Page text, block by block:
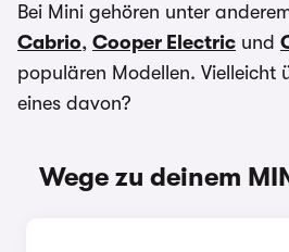
Bei Mini gehören unter
Cabrio, Cooper Electric und
populären Modellen. Vielleicht
eines davon?
Wege zu deinem